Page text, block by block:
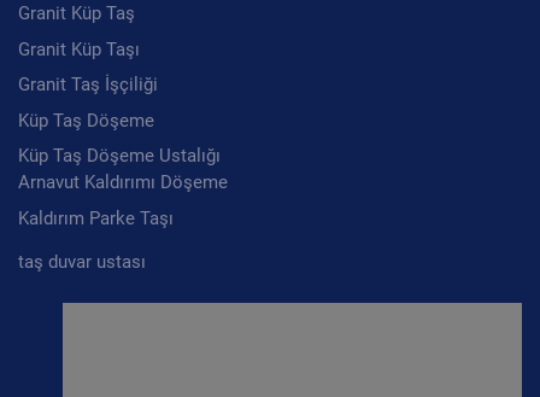
Granit Küp Taş
Granit Küp Taşı
Granit Taş İşçiliği
Küp Taş Döşeme
Küp Taş Döşeme Ustalığı
Arnavut Kaldırımı Döşeme
Kaldırım Parke Taşı
taş duvar ustası